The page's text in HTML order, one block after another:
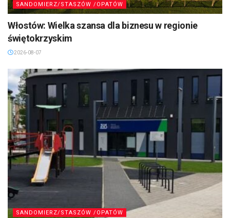
SANDOMIERZ/STASZÓW /OPATÓW
Włostów: Wielka szansa dla biznesu w regionie
świętokrzyskim
2026-08-07
SANDOMIERZ/STASZÓW /OPATÓW